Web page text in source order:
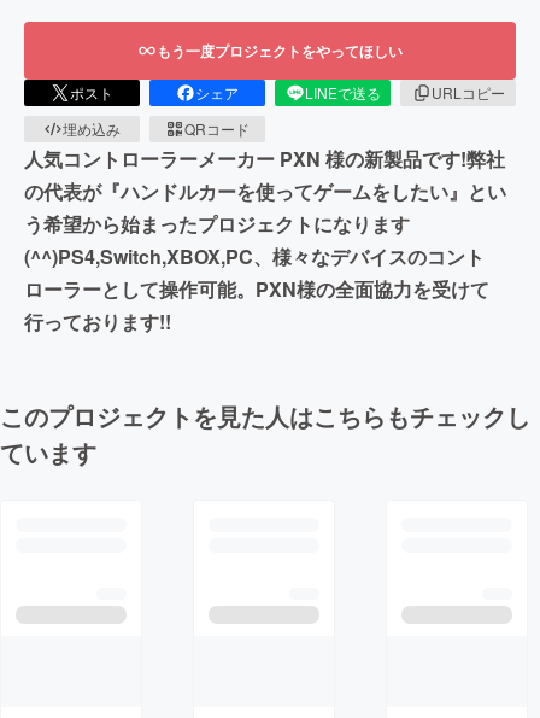
もう一度プロジェクトをやってほしい
ポスト シェア LINEで送る
URLコピー
埋め込み
QRコード
人気コントローラーメーカー PXN 様の新製品です!弊社
の代表が『ハンドルカーを使ってゲームをしたい』とい
う希望から始まったプロジェクトになります
(^^)PS4,Switch,XBOX,PC、様々なデバイスのコント
ローラーとして操作可能。PXN様の全面協力を受けて
行っております!!
このプロジェクトを見た人はこちらもチェックし
ています